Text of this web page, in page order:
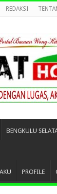
REDAKSI
BENGKULU
PROFILE